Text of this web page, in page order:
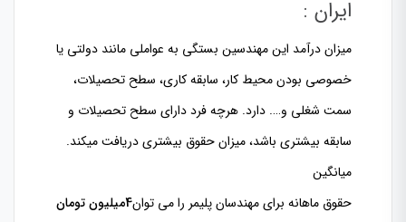
ایران :
میزان درآمد این مهندسین بستگی به عواملی مانند دولتی یا
خصوصی بودن محیط کار، سابقه کاری، سطح تحصیلات،
سمت شغلی و…. دارد. هرچه فرد دارای سطح تحصیلات و
سابقه بیشتری باشد، میزان حقوق بیشتری دریافت میکند.
میانگین
حقوق ماهانه برای مهندسان پلیمر را می توان4میلیون تومان